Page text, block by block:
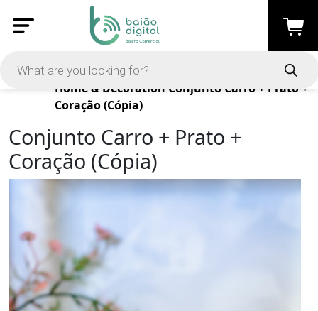
Products
Home & Decoration Conjunto Carro + Prato +
Coração (Cópia)
Conjunto Carro + Prato +
Coração (Cópia)